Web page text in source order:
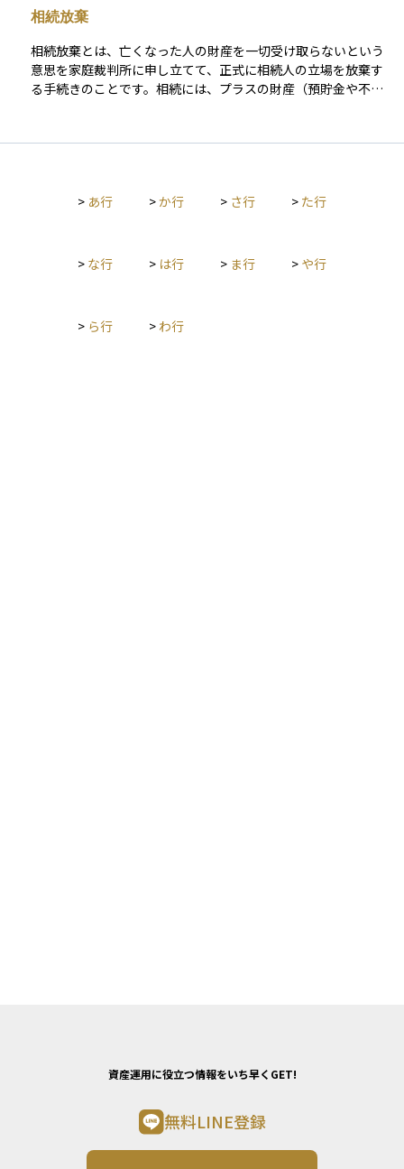
法的に有効な遺言書にするためには、決められた形式に沿って
作成する必要があります。代表的な形式には自筆証書遺言や公
正証書遺言があります。資産運用においても、相続の計画を立
てるうえで非常に重要な役割を果たします。
相続放棄
相続放棄とは、亡くなった人の財産を一切受け取らないという
意思を家庭裁判所に申し立てて、正式に相続人の立場を放棄す
る手続きのことです。相続には、プラスの財産（預貯金や不動
合に選ばれることがあります。 相続放棄をすると、その人は最
ってから3か月以内に家庭裁判所に申し立てる必要があり、その
きが重要です。
> あ行 >か行 > さ行 > た行
> な行 > は行 > ま行 > や行
> ら行 > わ行
資産運用に役立つ情報をいち早くGET!
無料LINE登録